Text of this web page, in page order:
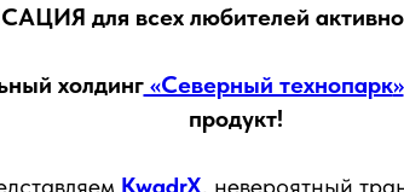
для всех любителей
холдинг«Северный технопарк»
продукт!
KwadrX, невероятный